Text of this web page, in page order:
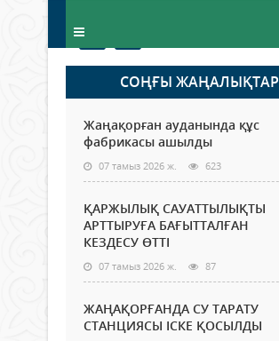
СОҢҒЫ ЖАҢАЛЫҚТАР
Жаңақорған ауданында құс
фабрикасы ашылды
07 тамыз 2026 ж. 623
ҚАРЖЫЛЫҚ САУАТТЫЛЫҚТЫ
АРТТЫРУҒА БАҒЫТТАЛҒАН
КЕЗДЕСУ ӨТТІ
07 тамыз 2026 ж. 87
ЖАҢАҚОРҒАНДА СУ ТАРАТУ
СТАНЦИЯСЫ ІСКЕ ҚОСЫЛДЫ